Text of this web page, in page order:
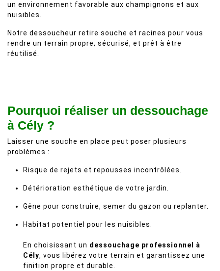
un environnement favorable aux champignons et aux
nuisibles.
Notre dessoucheur retire souche et racines pour vous
rendre un terrain propre, sécurisé, et prêt à être
réutilisé.
Pourquoi réaliser un dessouchage
à Cély ?
Laisser une souche en place peut poser plusieurs
problèmes :
Risque de rejets et repousses incontrôlées.
Détérioration esthétique de votre jardin.
Gêne pour construire, semer du gazon ou replanter.
Habitat potentiel pour les nuisibles.
En choisissant un dessouchage professionnel à
Cély, vous libérez votre terrain et garantissez une
finition propre et durable.